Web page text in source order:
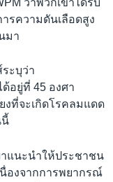
ว่าพวกเขาได้รับ
รความดันเลือดสูง
มา
ะบุว่า
อยู่ที่ 45 องศา
งที่จะเกิดโรคลมแดด
นี้
แนะนำให้ประชาชน
นื่องจากการพยากรณ์